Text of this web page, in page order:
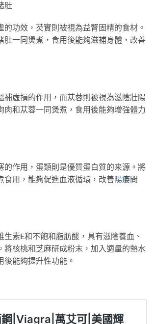
肚
的功效，芡實則被視為益腎固精的食材。
肚一同煲煮，食用後能夠滋補身體，改善
補虛損的作用，而苁蓉則被視為滋陰壯陽
肉和苁蓉一同煲煮，食用後能夠增強體力
的作用，蛋類則是優質蛋白質的来源。將
食用，能夠促進血液循環，改善陽痿問
生素E和不飽和脂肪酸，具有滋陰養血、
將核桃和芝麻研成粉末，加入適量的熱水
後能夠提升性功能。